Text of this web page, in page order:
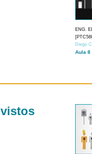
ENG.
Diego
Aula 8